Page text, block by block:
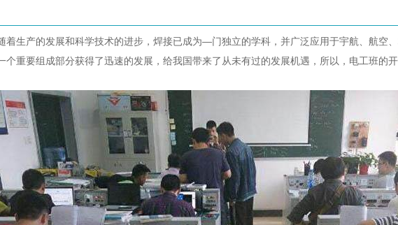
着生产的发展和科学技术的进步，焊接已成为—门独立的学科，并广泛应用于宇航、航空
个重要组成部分获得了迅速的发展，给我国带来了从未有过的发展机遇，所以，电工班的